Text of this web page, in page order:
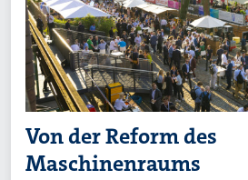
Von der Reform des
Maschinenraums